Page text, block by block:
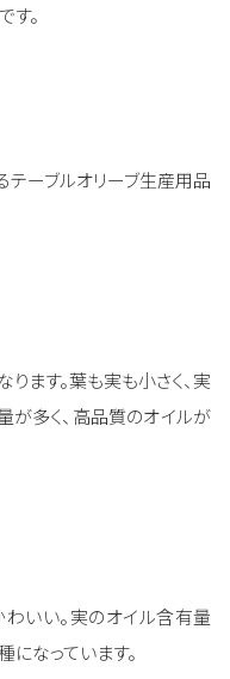
す。
テーブルオリーブ生産用品
ます。葉も実も小さく、実
が多く、高品質のオイルが
いい。実のオイル含有量
なっています。